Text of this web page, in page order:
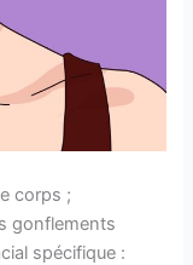
corps ;
gonflements
spécifique :